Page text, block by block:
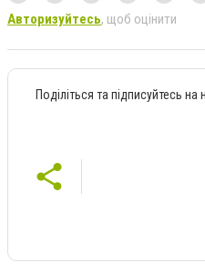
Авторизуйтесь, щоб оцінити
Поділіться та підписуйтесь